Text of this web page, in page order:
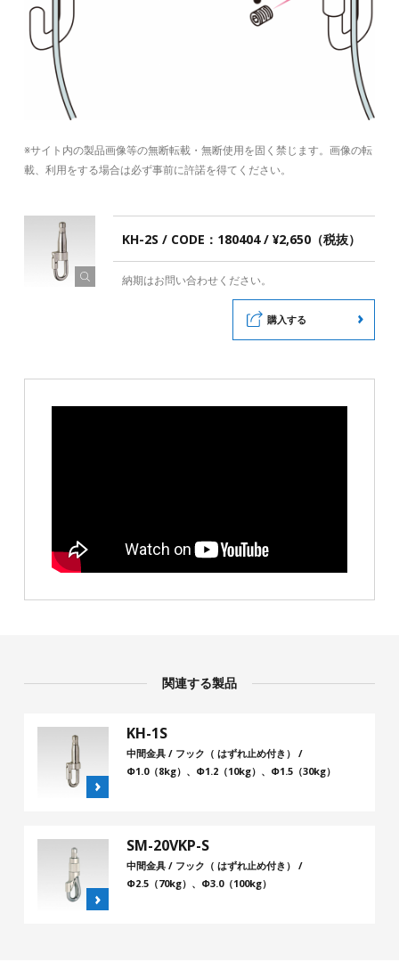
※サイト内の製品画像等の無断転載・無断使用を固く禁じます。画像の転
載、利用をする場合は必ず事前に許諾を得てください。
KH-2S / CODE：180404 / ¥2,650（税抜）
納期はお問い合わせください。
購入する
関連する製品
KH-1S
中間金具 / フック（ はずれ止め付き） /
Φ1.0（8kg）、Φ1.2（10kg）、Φ1.5（30kg）
SM-20VKP-S
中間金具 / フック（ はずれ止め付き） /
Φ2.5（70kg）、Φ3.0（100kg）